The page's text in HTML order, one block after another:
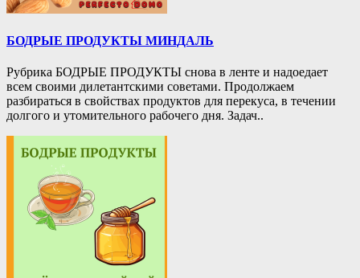
БОДРЫЕ ПРОДУКТЫ МИНДАЛЬ
Рубрика БОДРЫЕ ПРОДУКТЫ снова в ленте и надоедает
всем своими дилетантскими советами. Продолжаем
разбираться в свойствах продуктов для перекуса, в течении
долгого и утомительного рабочего дня. Задач..